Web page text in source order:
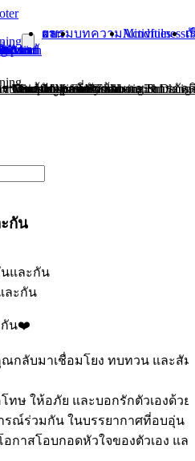
Collaboration
รตัดสินใจ
ผลงานอบรมบทความMindfulness Activities เกี่ย
Growth Mindset
Leadership Skill
Teamwork and Collaboration
Communication Skill
Mind Map for Systematic Thinking
Mindfulness at Work
problem solving & Decision making การแก้ปัญหาที่ซับซ้อนและก
กัน
ละกัน
กัน❤️
กลับมาเชื่อมโยง ทบทวน และสัม
ษ ให้อภัย และบอกรักตัวเองด้ว
ณ์ร่วมกัน ในบรรยากาศที่อบอุ่น ด้
าสโอบกอดหัวใจของตัวเอง แล